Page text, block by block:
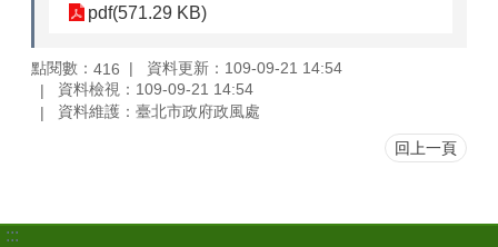
pdf(571.29 KB)
點閱數： 416
資料更新：109-09-21 14:54
資料檢視：109-09-21 14:54
資料維護：臺北市政府政風處
回上一頁
:::